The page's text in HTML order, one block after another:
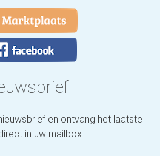
en ontvang het laatste
in uw mailbox